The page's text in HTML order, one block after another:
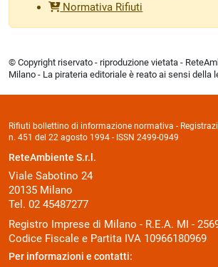
Normativa Rifiuti
© Copyright riservato - riproduzione vietata -
Milano - La pirateria editoriale è reato ai sensi della
Rifiuti bollettino di informazione normativa -
n. 451 del 22 agosto 1994 - ISSN 2499-0949
ReteAmbiente S.r.l.
Viale Sabotino 24
20135 Milano
Tel. 02 45487277
Registro Imprese di Milano - R.E.A. MI -
Codice Fiscale e Partita IVA 10966180969
Per informazioni e contatti: